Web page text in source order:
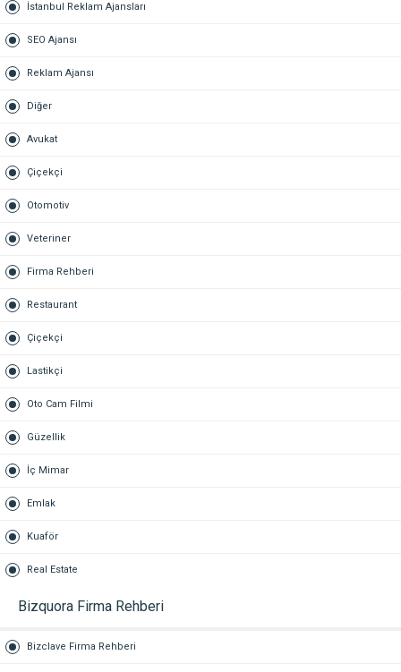
İstanbul Reklam Ajansları
SEO Ajansı
Reklam Ajansı
Diğer
Avukat
Çiçekçi
Otomotiv
Veteriner
Firma Rehberi
Restaurant
Çiçekçi
Lastikçi
Oto Cam Filmi
Güzellik
İç Mimar
Emlak
Kuaför
Real Estate
Bizquora Firma Rehberi
Bizclave Firma Rehberi